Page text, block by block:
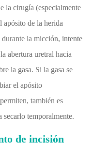
la cirugía (especialmente
apósito de la herida
la micción, intente
abertura uretral hacia
la gasa. Si la gasa se
el apósito
también es
secarlo temporalmente.
de incisión